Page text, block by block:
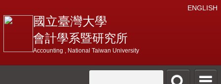
ENGLISH
國立臺灣大學
會計學系暨研究所
Accounting , National Taiwan University